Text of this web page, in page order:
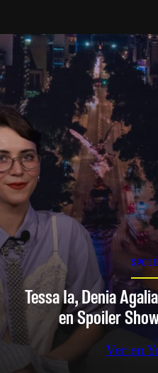
Tessa Ia, Denia
en Spoiler
Ver en